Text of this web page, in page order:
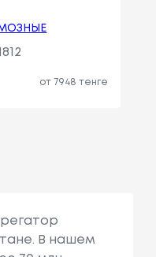
от 7948 тенге
В нашем